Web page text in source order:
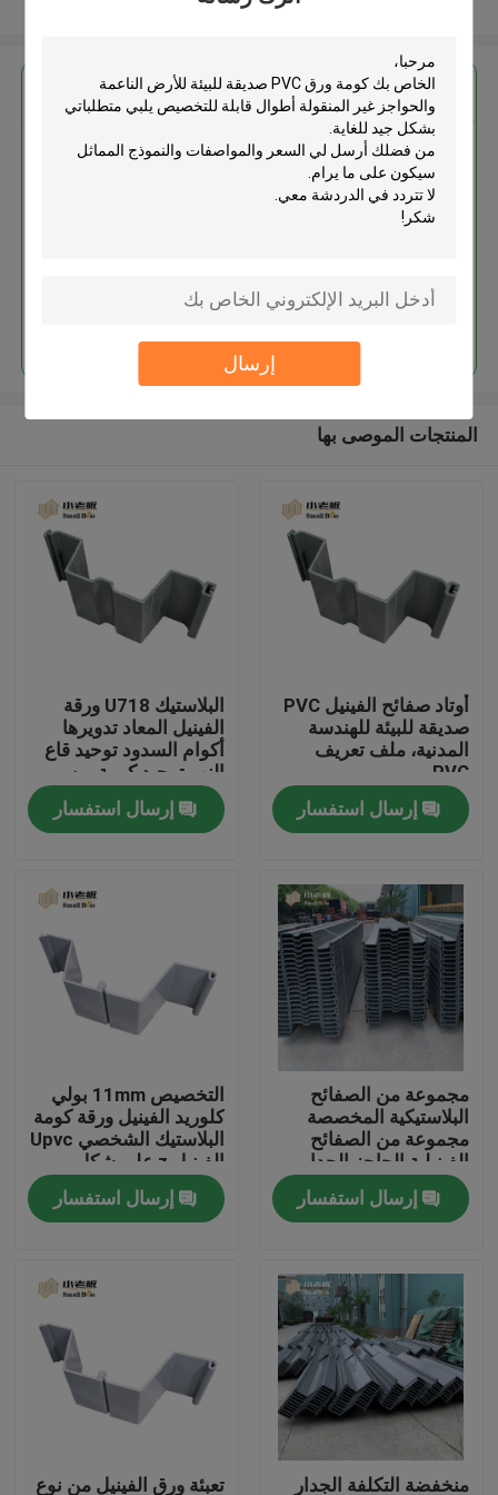
إرسال
منتجات
معلومات عنا
مراقبة الجودة
اتصل بنا
مدونة
اطلب اقتباس
الوسائط المرشحة MBBR
MBBR بيو ميديا
احصل على افضل سعر ل
كومة ورق PVC صديقة للبيئة للأرض
الناعمة والحواجز غير المنقولة
أطوال قابلة للتخصيص
المنتجات الموصى بها
أوتاد صفائح الفينيل PVC
صديقة للبيئة للهندسة
المدنية، ملف تعريف
PVC
إرسال استفسار
البلاستيك U718 ورقة
الفينيل المعاد تدويرها
أكوام السدود توحيد قاع
النهر توحيد كومة من
البلاستيك ورقة
إرسال استفسار
مجموعة من الصفائح
البلاستيكية المخصصة
مجموعة من الصفائح
الفينيلية الحاجز الجدار
بحيرة الماء حل
إرسال استفسار
التخصيص 11mm بولي
كلوريد الفينيل ورقة كومة
البلاستيك الشخصي Upvc
الفينيل z على شكل
البلاستيك تتراكم
إرسال استفسار
منخفضة التكلفة الجدار تعبئة ورق الفينيل من نوع